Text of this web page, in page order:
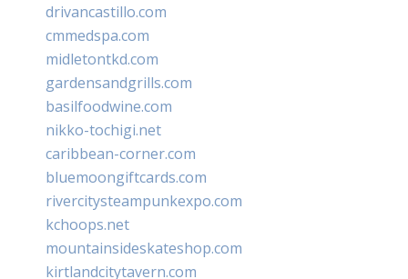
drivancastillo.com
cmmedspa.com
midletontkd.com
gardensandgrills.com
basilfoodwine.com
nikko-tochigi.net
caribbean-corner.com
bluemoongiftcards.com
rivercitysteampunkexpo.com
kchoops.net
mountainsideskateshop.com
kirtlandcitytavern.com